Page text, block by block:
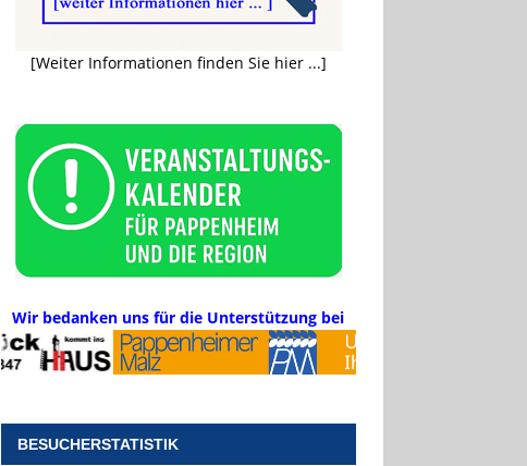
[Weiter Informationen finden Sie hier ...]
Wir bedanken uns für die Unterstützung bei
BESUCHERSTATISTIK